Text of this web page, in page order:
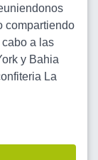
compartiendo
a las
y Bahia
La